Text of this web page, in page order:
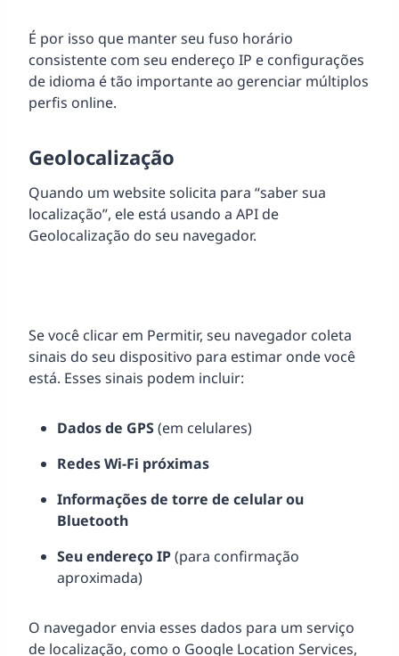
É por isso que manter seu fuso horário
consistente com seu endereço IP e configurações
de idioma é tão importante ao gerenciar múltiplos
perfis online.
Geolocalização
Quando um website solicita para “saber sua
localização”, ele está usando a API de
Geolocalização do seu navegador.
Se você clicar em Permitir, seu navegador coleta
sinais do seu dispositivo para estimar onde você
está. Esses sinais podem incluir:
Dados de GPS(em celulares)
Redes Wi-Fi próximas
Informações de torre de celular ou
Bluetooth
Seu endereço IP(para confirmação
aproximada)
O navegador envia esses dados para um serviço
de localização, como o Google Location Services,